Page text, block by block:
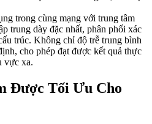
trong cùng mạng với trung tâm
trung dày đặc nhất, phân phối xác
trúc. Không chỉ độ trễ trung bình
cho phép đạt được kết quả thực
vực xa.
Được Tối Ưu Cho